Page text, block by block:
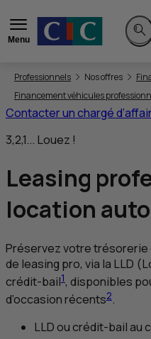
Menu
Vous êtes ici:
Professionnels Nos offres
Financement véhicules
Contacter un chargé
3,2,1... Louez !
Leasing
location
Préservez votre
de leasing pro, via la LLD
crédit-bail1, disponibles
d’occasion récents2.
LLDou crédit-bail au